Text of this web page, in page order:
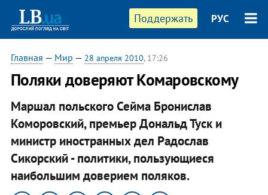
Поддержать РУС
Главная — Мир — 28 апреля 2010, 17:26
Поляки доверяют Комаровскому
Маршал польского Сейма Бронислав
Коморовский, премьер Дональд Туск и
министр иностранных дел Радослав
Сикорский - политики, пользующиеся
наибольшим доверием поляков.